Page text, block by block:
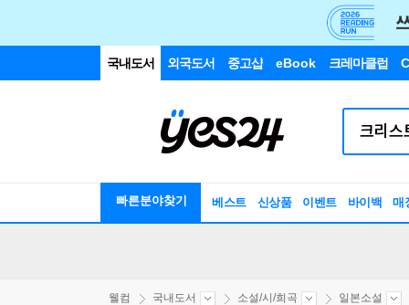
국내도서 외국도서 중고샵 eBook 크레마클럽
빠른분야찾기 베스트 신상품 이벤트 바이백 매
웰컴 국내도서 소설/시/희곡 일본소설